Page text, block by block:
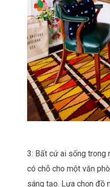
3: Bất cứ ai sống trong
có chỗ cho một văn
sáng tạo. Lựa chọn đồ